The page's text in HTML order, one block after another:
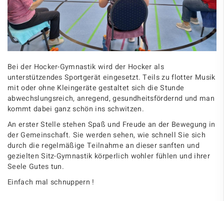
Bei der Hocker-Gymnastik wird der Hocker als
unterstützendes Sportgerät eingesetzt. Teils zu flotter Musik
mit oder ohne Kleingeräte gestaltet sich die Stunde
abwechslungsreich, anregend, gesundheitsfördernd und man
kommt dabei ganz schön ins schwitzen.
An erster Stelle stehen Spaß und Freude an der Bewegung in
der Gemeinschaft. Sie werden sehen, wie schnell Sie sich
durch die regelmäßige Teilnahme an dieser sanften und
gezielten Sitz-Gymnastik körperlich wohler fühlen und ihrer
Seele Gutes tun.
Einfach mal schnuppern !